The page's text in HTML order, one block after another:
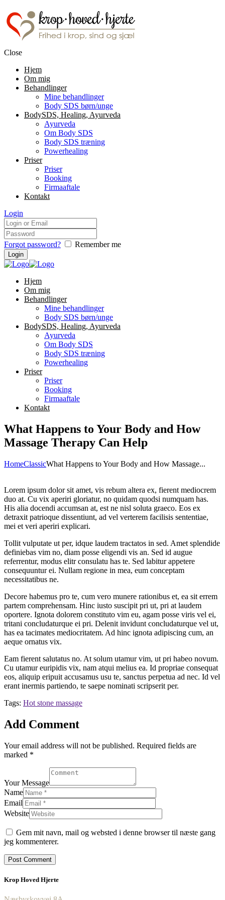
Close
Hjem
Om mig
Behandlinger
Mine behandlinger
Body SDS børn/unge
BodySDS, Healing, Ayurveda
Ayurveda
Om Body SDS
Body SDS træning
Powerhealing
Priser
Priser
Booking
Firmaaftale
Kontakt
Login
Forgot password? Remember me
Hjem
Om mig
Behandlinger
Mine behandlinger
Body SDS børn/unge
BodySDS, Healing, Ayurveda
Ayurveda
Om Body SDS
Body SDS træning
Powerhealing
Priser
Priser
Booking
Firmaaftale
Kontakt
What Happens to Your Body and How
Massage Therapy Can Help
HomeClassicWhat Happens to Your Body and How Massage...
Lorem ipsum dolor sit amet, vis rebum altera ex, fierent mediocrem
duo at. Cu vix aperiri gloriatur, no quidam quodsi numquam has.
His alia docendi accumsan at, est ne nisl soluta graeco. Eos ex
detraxit patrioque dissentiunt, ad vel verterem facilisis sententiae,
mei et veri aperiri explicari.
Tollit vulputate ut per, idque laudem tractatos in sed. Amet splendide
definiebas vim no, diam posse eligendi vis an. Sed id augue
referrentur, modus elitr consulatu has te. Sed labitur appetere
consequuntur ei. Nullam regione in mea, eum conceptam
necessitatibus ne.
Decore habemus pro te, cum vero munere rationibus et, ea sit errem
partem comprehensam. Hinc iusto suscipit pri ut, pri at laudem
oportere. Ignota dolorem constituto vim eu, agam posse viris vel ei,
tritani concludaturque ei pri. Delenit invidunt concludaturque vel ut,
has ea tacimates mediocritatem. Ad hinc ignota adipiscing cum, an
aeque ornatus vix.
Eam fierent salutatus no. At solum utamur vim, ut pri habeo novum.
Cu utamur euripidis vix, nam atqui melius ea. Id propriae consequat
eos, aliquip eripuit accusamus usu te, sanctus perpetua ad nec. Id vel
erant inermis partiendo, te saepe nominati scripserit per.
Tags: Hot stone massage
Add Comment
Your email address will not be published. Required fields are
marked *
Your Message
Name
Email
Website
Gem mit navn, mail og websted i denne browser til næste gang
jeg kommenterer.
Krop Hoved Hjerte